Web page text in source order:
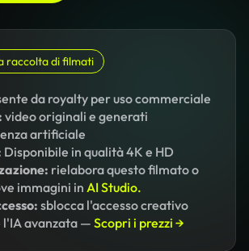
raccolta di filmati
da royalty per uso commerciale
video originali e generati
artificiale
Disponibile in qualità 4K e HD
rielabora questo filmato o
immagini inAI Studio.
sblocca l'accesso creativo
l'IA avanzata — Scopri i prezzi →